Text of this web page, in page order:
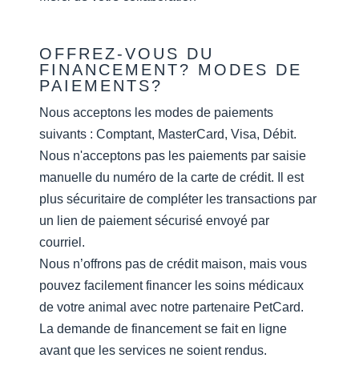
OFFREZ-VOUS DU
FINANCEMENT? MODES DE
PAIEMENTS?
Nous acceptons les modes de paiements
suivants : Comptant, MasterCard, Visa, Débit.
Nous n'acceptons pas les paiements par saisie
manuelle du numéro de la carte de crédit. Il est
plus sécuritaire de compléter les transactions par
un lien de paiement sécurisé envoyé par
courriel.
Nous n’offrons pas de crédit maison, mais vous
pouvez facilement financer les soins médicaux
de votre animal avec notre partenaire PetCard.
La demande de financement se fait en ligne
avant que les services ne soient rendus.